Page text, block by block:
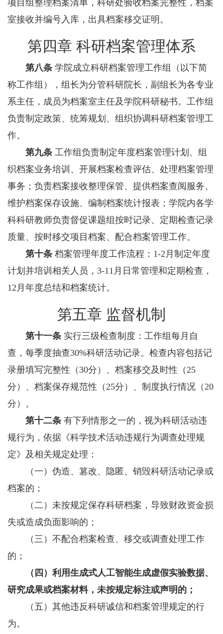
项目组整理档案清单，科研处验收档案完整性，档案
室接收并编号入库，出具档案移交证明。
第四章 科研档案管理体系
第八条 学院成立科研档案管理工作组（以下简
称工作组），组长为分管科研院长，副组长为各专业
系主任，成员为档案室主任及学院科研秘书。工作组
负责制定政策、统筹规划、组织协调科研档案管理工
作。
第九条 工作组负责制定年度档案管理计划、组
织档案业务培训、开展档案检查评估、处理档案管理
事务；负责档案接收整理保管、提供档案查阅服务、
维护档案保存设施、编制档案统计报表；学院内各学
科科研教师负责督促课题组按时记录、定期检查记录
质量、按时移交项目档案、配合档案管理工作。
第十条 档案管理年度工作流程：1-2月制定年度
计划并培训相关人员，3-11月日常管理和定期检查，
12月年度总结和档案统计。
第五章 监督机制
第十一条 实行三级检查制度：工作组每月自
查，每季度抽查30%科研活动记录。检查内容包括记
录册填写完整性（30分）、档案移交及时性（25
分）、档案保存规范性（25分）、制度执行情况（20
分）。
第十二条 有下列情形之一的，视为科研活动违
规行为，依据《科学技术活动违规行为调查处理规
定》及相关规定处理：
（一）伪造、篡改、隐匿、销毁科研活动记录或
档案的；
（二）未按规定保存科研档案，导致财政资金损
失或造成负面影响的；
（三）不配合档案检查、移交或调查处理工作
的；
（四）利用生成式人工智能生成虚假实验数据、
研究成果或档案材料，未按规定标注或声明的；
（五）其他违反科研诚信和档案管理规定的行
为。